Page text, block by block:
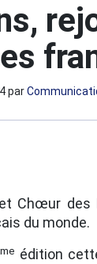
par
et Chœur
du monde.
édition